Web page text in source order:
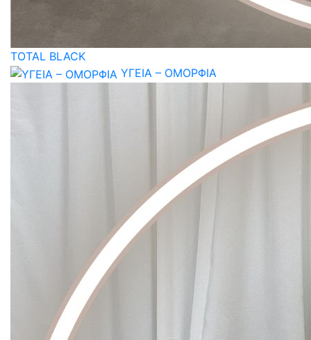
TOTAL BLACK
ΥΓΕΙΑ – ΟΜΟΡΦΙΑ